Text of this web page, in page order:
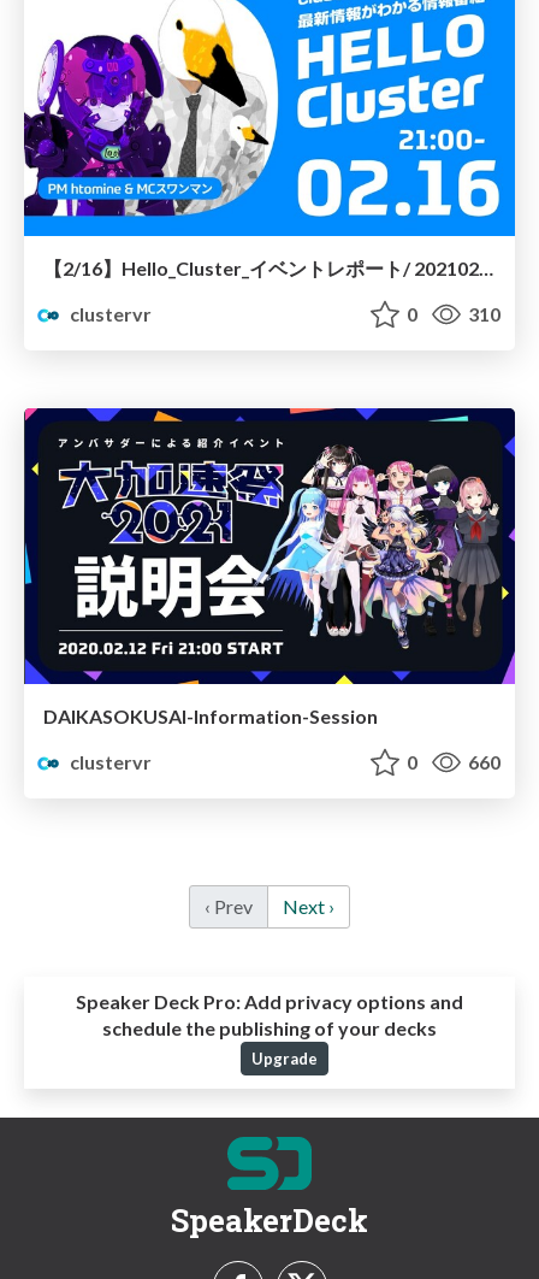
clustervr
0 310
DAIKASOKUSAI-Information-Session
clustervr
0 660
‹ Prev Next ›
Speaker Deck Pro:Add privacy options and
schedule the publishing of your decks
Upgrade
SpeakerDeck